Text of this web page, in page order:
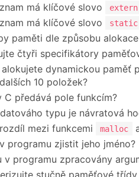
má klíčové slovo
extern
má klíčové slovo
static
paměti dle způsobu
čtyři specifikátory
dynamickou paměť
10 položek?
C předává pole funkcím?
typu je návratová
mezi funkcemi
malloc
programu zjistit jeho jméno?
v programu zpracovány
stučně paměťové